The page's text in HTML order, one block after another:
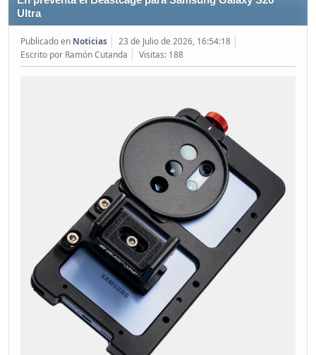
Ultra
Publicado en Noticias
23 de Julio de 2026, 16:54:18
Escrito por Ramón Cutanda
Visitas: 188